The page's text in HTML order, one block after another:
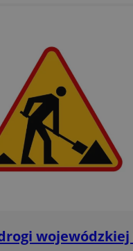
wojewódzkiej